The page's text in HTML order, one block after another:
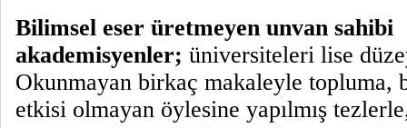
Bilimsel eser üretmeyen unvan sahibi
akademisyenler; üniversiteleri lise
Okunmayan birkaç makaleyle topluma,
etkisi olmayan öylesine yapılmış